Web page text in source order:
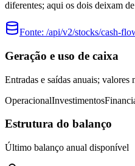
diferentes; aqui os dois deixam
Fonte: /api/v2/stocks/cash-
Geração e uso de caixa
Entradas e saídas anuais;
OperacionalInvestimentos
Estrutura do balanço
Último balanço anual disponível